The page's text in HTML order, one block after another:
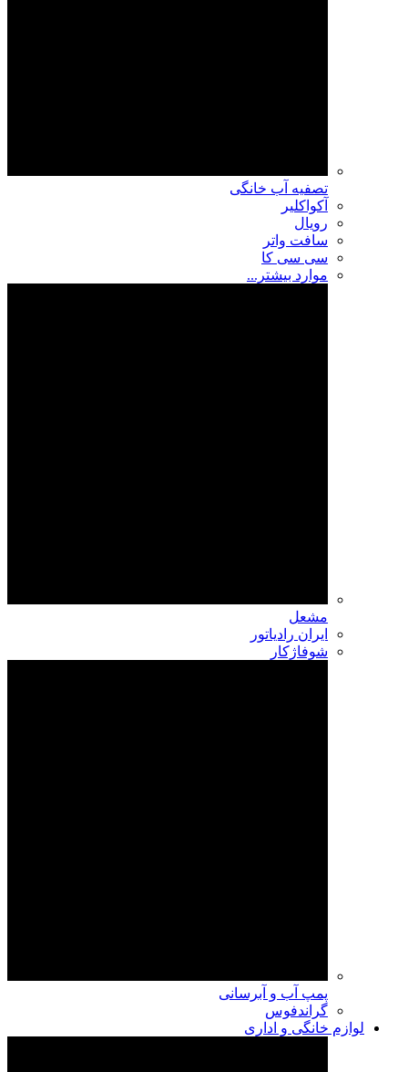
تصفیه آب خانگی
آکواکلیر
رویال
سافت واتر
سی سی کا
موارد بیشتر...
مشعل
ایران رادیاتور
شوفاژکار
پمپ آب و آبرسانی
گراندفوس
لوازم خانگی و اداری